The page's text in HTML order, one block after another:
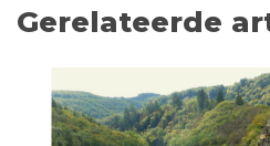
Gerelateerde